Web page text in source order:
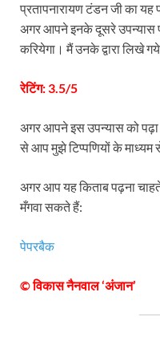
प्रतापनारायण टंडन जी का यह
अगर आपने इनके दूसरे उपन्यास
करियेगा। मैं उनके द्वारा लिखे
रेटिंग: 3.5/5
अगर आपने इस उपन्यास को पढ़ा
से आप मुझे टिप्पणियों के
अगर आप यह किताब पढ़ना
मँगवा सकते हैं:
पेपरबैक
© विकास नैनवाल ‘अंजान’